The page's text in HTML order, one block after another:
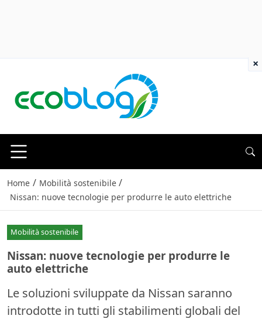
Home / Mobilità sostenibile /
Nissan: nuove tecnologie per produrre le auto elettriche
Mobilità sostenibile
Nissan: nuove tecnologie per produrre le
auto elettriche
Le soluzioni sviluppate da Nissan saranno
introdotte in tutti gli stabilimenti globali del
×